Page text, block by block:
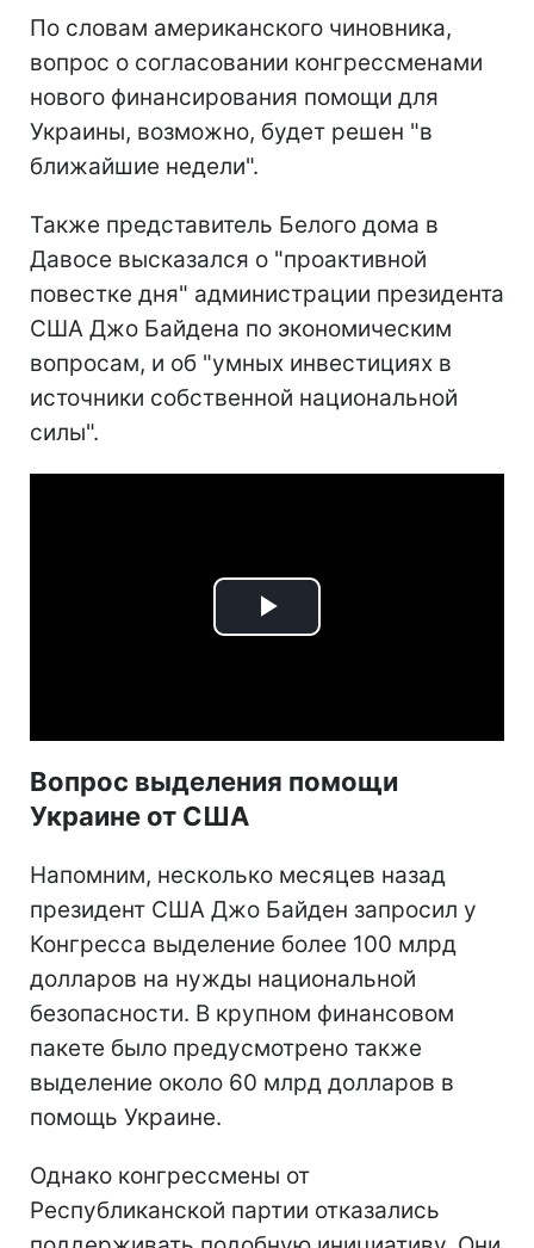
По словам американского чиновника,
вопрос о согласовании конгрессменами
нового финансирования помощи для
Украины, возможно, будет решен "в
ближайшие недели".
Также представитель Белого дома в
Давосе высказался о "проактивной
повестке дня" администрации президента
США Джо Байдена по экономическим
вопросам, и об "умных инвестициях в
источники собственной национальной
силы".
Play
Вопрос выделения помощи
Украине от США
Напомним, несколько месяцев назад
президент США Джо Байден запросил у
Конгресса выделение более 100 млрд
долларов на нужды национальной
безопасности. В крупном финансовом
пакете было предусмотрено также
выделение около 60 млрд долларов в
помощь Украине.
Однако конгрессмены от
Республиканской партии отказались